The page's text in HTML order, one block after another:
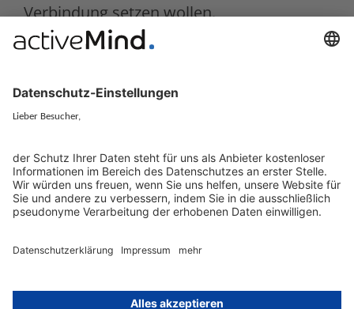
Verbindung setzen wollen.
Der EU-Vertreter hält außerdem das
des Verantwortlichen oder
Auftragsverarbeiters vor und stellt es den
Verfügung.
Jetzt anfragen!